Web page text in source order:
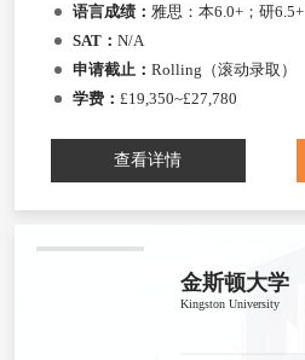
语言成绩： 雅思：本6.0+；研6.5+
SAT： N/A
申请截止： Rolling（滚动录取）
学费： £19,350~£27,780
查看详情
金斯顿大学
Kingston University